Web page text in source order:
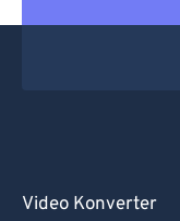
Video Konverter